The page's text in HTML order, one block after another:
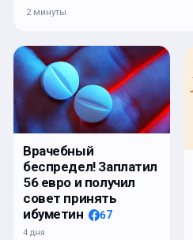
2 минуты
Врачебный
беспредел! Заплатил
56 евро и получил
совет принять
ибуметин
67
4 дня